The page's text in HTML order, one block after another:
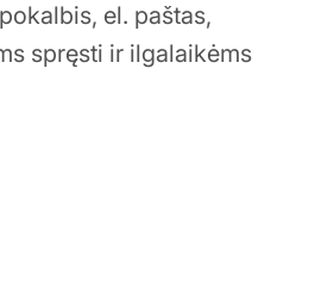
el. paštas,
spręsti ir ilgalaikėms